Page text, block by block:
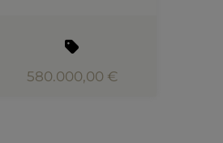
580.000,00 €